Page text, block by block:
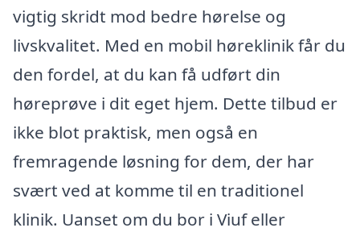
vigtig skridt mod bedre hørelse og
livskvalitet. Med en mobil høreklinik får du
den fordel, at du kan få udført din
høreprøve i dit eget hjem. Dette tilbud er
ikke blot praktisk, men også en
fremragende løsning for dem, der har
svært ved at komme til en traditionel
klinik. Uanset om du bor i Viuf eller